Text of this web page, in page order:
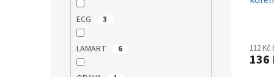
ECG 3
LAMART 6 112 Kč
136